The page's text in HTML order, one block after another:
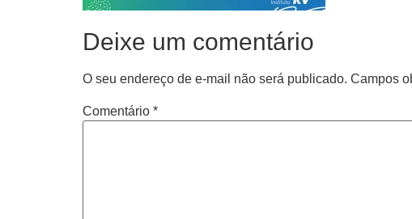
Deixe um comentário
O seu endereço de e-mail não será publicado. Campos
Comentário *